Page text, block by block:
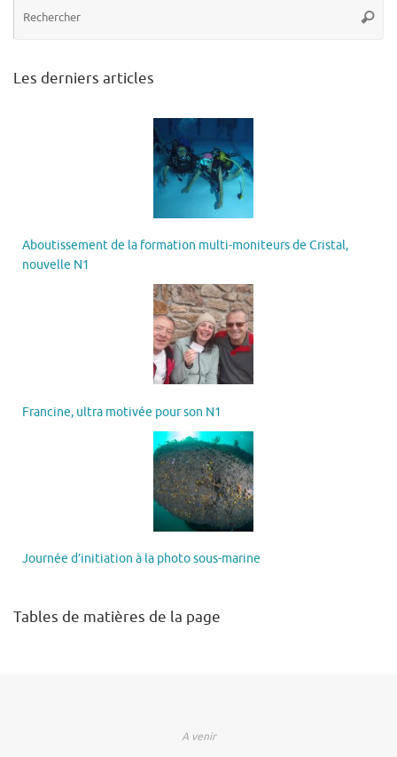
Les derniers articles
Aboutissement de la formation multi-moniteurs de Cristal,
nouvelle N1
Francine, ultra motivée pour son N1
Journée d’initiation à la photo sous-marine
Tables de matières de la page
A venir